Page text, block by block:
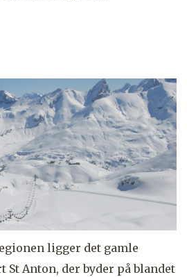
ligger det gamle
St Anton, der byder på blandet